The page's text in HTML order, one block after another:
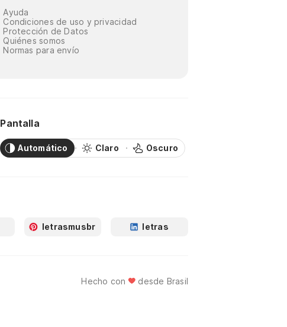
Ayuda
Condiciones de uso y privacidad
Protección de Datos
Quiénes somos
Normas para envío
Pantalla
Automático Claro Oscuro
letrasmusbr letras
Hecho con desde Brasil